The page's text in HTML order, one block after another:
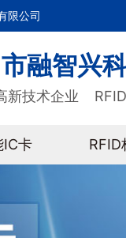
限公司
融智兴
新技术企业
IC卡 RFID